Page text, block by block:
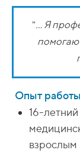
"... Я
помогаю
Опыт
16-
взрослым